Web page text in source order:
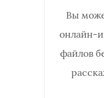
Вы
онлайн-
файлов